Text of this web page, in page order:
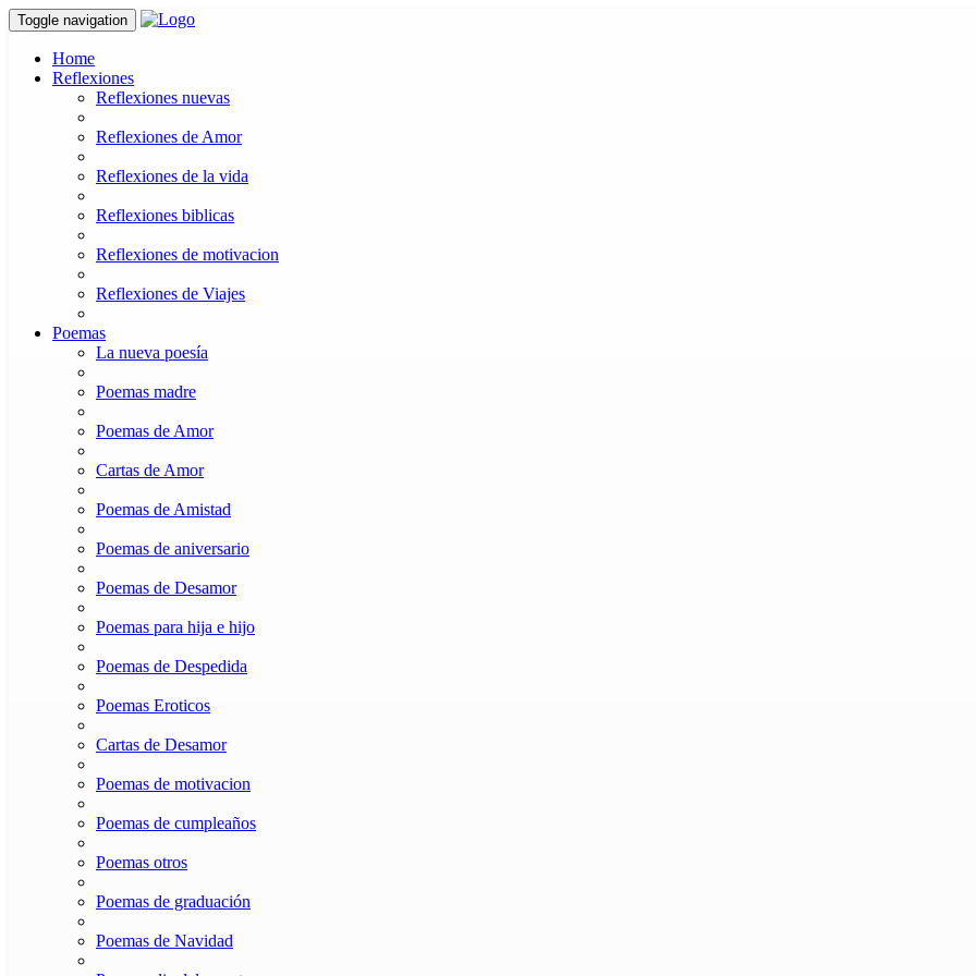
Toggle navigation
Home
Reflexiones
Reflexiones nuevas
Reflexiones de Amor
Reflexiones de la vida
Reflexiones biblicas
Reflexiones de motivacion
Reflexiones de Viajes
Poemas
La nueva poesía
Poemas madre
Poemas de Amor
Cartas de Amor
Poemas de Amistad
Poemas de aniversario
Poemas de Desamor
Poemas para hija e hijo
Poemas de Despedida
Poemas Eroticos
Cartas de Desamor
Poemas de motivacion
Poemas de cumpleaños
Poemas otros
Poemas de graduación
Poemas de Navidad